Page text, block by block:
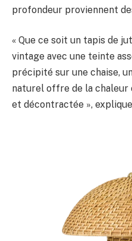
profondeur proviennent
« Que ce soit un tapis de
vintage avec une teinte
précipité sur une chaise,
naturel offre de la
et décontractée », explique